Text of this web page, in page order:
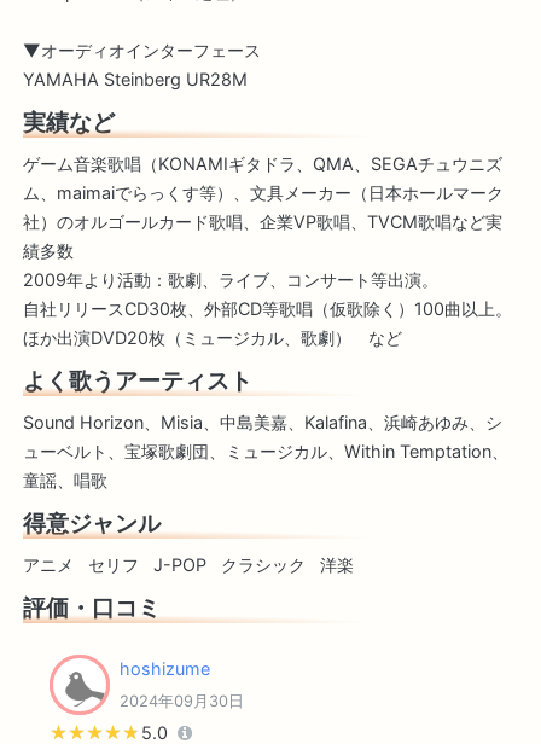
▼オーディオインターフェース
YAMAHA Steinberg UR28M
実績など
ゲーム音楽歌唱（KONAMIギタドラ、QMA、SEGAチュウニズ
ム、maimaiでらっくす等）、文具メーカー（日本ホールマーク
社）のオルゴールカード歌唱、企業VP歌唱、TVCM歌唱など実
績多数
2009年より活動：歌劇、ライブ、コンサート等出演。
自社リリースCD30枚、外部CD等歌唱（仮歌除く）100曲以上。
ほか出演DVD20枚（ミュージカル、歌劇） など
よく歌うアーティスト
Sound Horizon、Misia、中島美嘉、Kalafina、浜崎あゆみ、シ
ューベルト、宝塚歌劇団、ミュージカル、Within Temptation、
童謡、唱歌
得意ジャンル
アニメ セリフ J-POP クラシック 洋楽
評価・口コミ
hoshizume
2024年09月30日
★★★★★
★★★★★ 5.0